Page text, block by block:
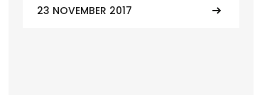
23 NOVEMBER 2017